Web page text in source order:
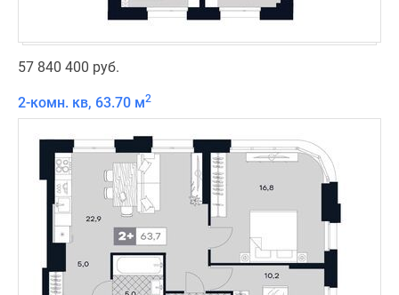
57 840 400 руб.
2-комн. кв, 63.70 м2